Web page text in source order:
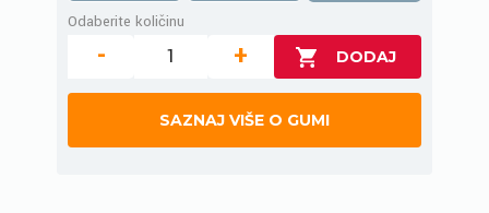
Odaberite količinu
- +
SAZNAJ VIŠE O GUMI